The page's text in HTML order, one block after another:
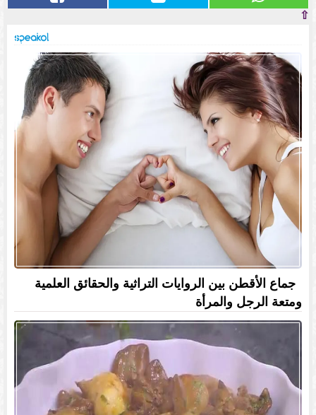
⇧
جماع الأقطن بين الروايات التراثية والحقائق العلمية
ومتعة الرجل والمرأة